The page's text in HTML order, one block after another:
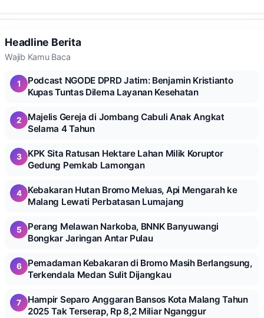
Headline Berita
Wajib Kamu Baca
1
Podcast NGODE DPRD Jatim: Benjamin Kristianto
Kupas Tuntas Dilema Layanan Kesehatan
2
Majelis Gereja di Jombang Cabuli Anak Angkat
Selama 4 Tahun
3
KPK Sita Ratusan Hektare Lahan Milik Koruptor
Gedung Pemkab Lamongan
4
Kebakaran Hutan Bromo Meluas, Api Mengarah ke
Malang Lewati Perbatasan Lumajang
5
Perang Melawan Narkoba, BNNK Banyuwangi
Bongkar Jaringan Antar Pulau
6
Pemadaman Kebakaran di Bromo Masih Berlangsung,
Terkendala Medan Sulit Dijangkau
7
Hampir Separo Anggaran Bansos Kota Malang Tahun
2025 Tak Terserap, Rp 8,2 Miliar Nganggur